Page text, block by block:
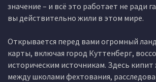
значение – и всё это работает не ради
вы действительно жили в этом мире.
Открывается перед вами огромный
карты, включая город Куттенберг,
историческим источникам. Здесь
между школами фехтования,